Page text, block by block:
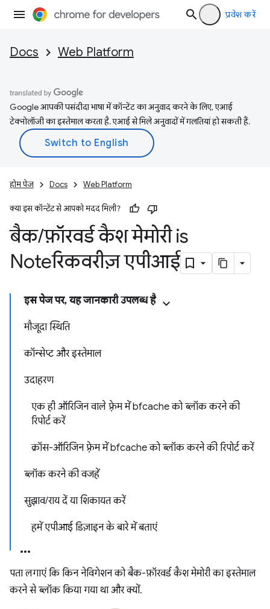
प्रवेश करें
Docs Web Platform
Google आपकी पसंदीदा भाषा में कॉन्टेंट का अनुवाद करने के लिए, एआई
टेक्नोलॉजी का इस्तेमाल करता है. एआई से मिले अनुवादों में गलतियां हो सकती हैं.
होम पेज Docs Web Platform
क्या इस कॉन्टेंट से आपको मदद मिली?
बैक/फ़ॉरवर्ड कैश मेमोरी is
Noteरिकवरीज़ एपीआई
इस पेज पर, यह जानकारी उपलब्ध है
मौजूदा स्थिति
कॉन्सेप्ट और इस्तेमाल
उदाहरण
एक ही ऑरिजिन वाले फ़्रेम में bfcache को ब्लॉक करने की
रिपोर्ट करें
क्रॉस-ऑरिजिन फ़्रेम में bfcache को ब्लॉक करने की रिपोर्ट करें
ब्लॉक करने की वजहें
सुझाव/राय दें या शिकायत करें
हमें एपीआई डिज़ाइन के बारे में बताएं
पता लगाएं कि किन नेविगेशन को बैक-फ़ॉरवर्ड कैश मेमोरी का इस्तेमाल
करने से ब्लॉक किया गया था और क्यों.